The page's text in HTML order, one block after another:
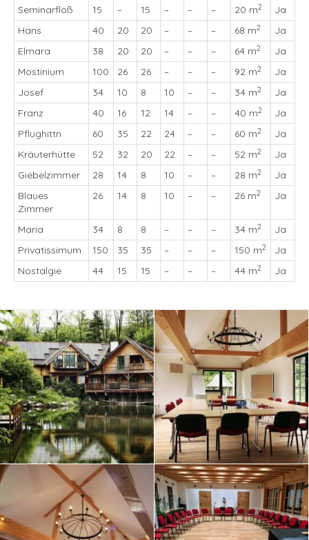
Seminarfloß
15 – 15 – – – 20 m2
Ja
Hans
40 20 20 – – – 68 m2
Ja
Elmara
38 20 20 – – – 64 m2
Ja
Mostinium
100 26 26 – – – 92 m2
Ja
Josef
34 10 8 10 – – 34 m2
Ja
Franz
40 16 12 14 – – 40 m2
Ja
Pflughittn
60 35 22 24 – – 60 m2
Ja
Kräuterhütte
52 32 20 22 – – 52 m2
Ja
Giebelzimmer
28 14 8 10 – – 28 m2
Ja
Blaues
Zimmer
26 14 8 10 – – 26 m2 Ja
Maria 34 8 8 – – – 34 m2
Ja
Privatissimum
150 35 35 – – – 150 m2
Ja
Nostalgie
44 15 15 – – – 44 m2 Ja